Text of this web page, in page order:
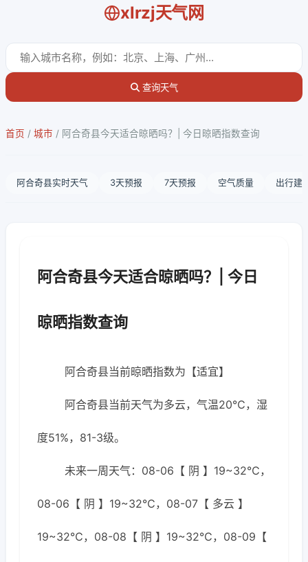
xlrzj天气网
查询天气
首页 / 城市 / 阿合奇县今天适合晾晒吗？| 今日晾晒指数查询
阿合奇县实时天气 3天预报 7天预报 空气质量 出行建
阿合奇县今天适合晾晒吗？| 今日
晾晒指数查询
阿合奇县当前晾晒指数为【适宜】
阿合奇县当前天气为多云，气温20℃，湿
度51%，81-3级。
未来一周天气：08-06【 阴 】19~32℃，
08-06【 阴 】19~32℃，08-07【 多云 】
19~32℃，08-08【 阴 】19~32℃，08-09【